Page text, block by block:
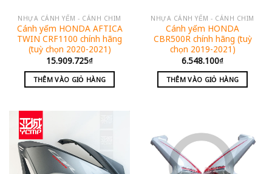
NHỰA CÁNH YẾM - CÁNH CHIM
Cánh yếm HONDA AFTICA
TWIN CRF1100 chính hãng
(tuỳ chọn 2020-2021)
15.909.725₫
THÊM VÀO GIỎ HÀNG
NHỰA CÁNH YẾM - CÁNH CHIM
Cánh yếm HONDA
CBR500R chính hãng (tuỳ
chọn 2019-2021)
6.548.100₫
THÊM VÀO GIỎ HÀNG